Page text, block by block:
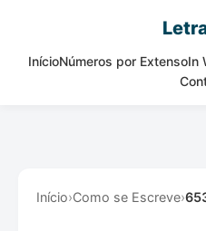
InícioNúmeros por ExtensoIn
Início›Como se Escreve›